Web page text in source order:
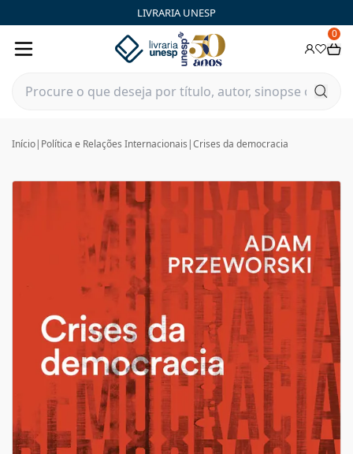
LIVRARIA UNESP
0
Início| Política e Relações Internacionais |Crises da democracia